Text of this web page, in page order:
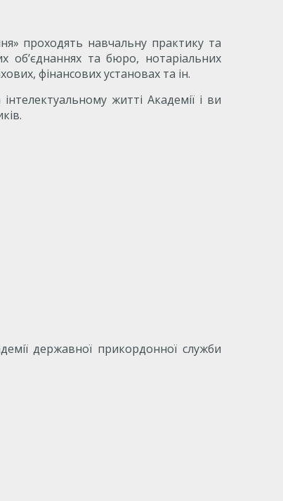
проходять навчальну практику та
об’єднаннях та бюро, нотаріальних
фінансових установах та ін.
житті Академії і ви
державної прикордонної служби